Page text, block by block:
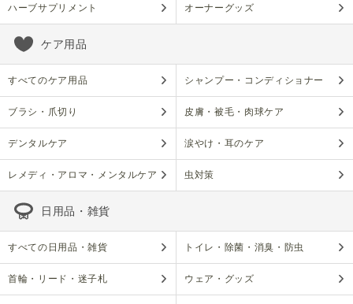
ハーブサプリメント オーナーグッズ
ケア用品
すべてのケア用品 シャンプー・コンディショナー
ブラシ・爪切り 皮膚・被毛・肉球ケア
デンタルケア 涙やけ・耳のケア
レメディ・アロマ・メンタルケア 虫対策
日用品・雑貨
すべての日用品・雑貨 トイレ・除菌・消臭・防虫
首輪・リード・迷子札 ウェア・グッズ